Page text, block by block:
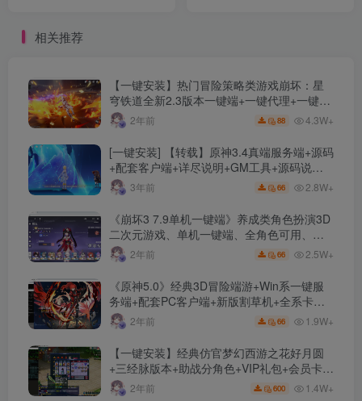
相关推荐
【一键安装】热门冒险策略类游戏崩坏：星
穹铁道全新2.3版本一键端+一键代理+一键启
动+免虚拟机
2年前 88 4.3W+
[一键安装] 【转载】原神3.4真端服务端+源码
+配套客户端+详尽说明+GM工具+源码说明
文件3年前 66 2.8W+
《崩坏3 7.9单机一键端》养成类角色扮演3D
二次元游戏、单机一键端、全角色可用、无
限资源、附带保姆级安装教程
2年前 66 2.5W+
《原神5.0》经典3D冒险端游+Win系一键服
务端+配套PC客户端+新版割草机+全系卡池
文件2年前 66 1.9W+
【一键安装】经典仿官梦幻西游之花好月圆
+三经脉版本+助战分角色+VIP礼包+会员卡
+剧情活动+视频搭建及其他修改资料
2年前 600 1.4W+